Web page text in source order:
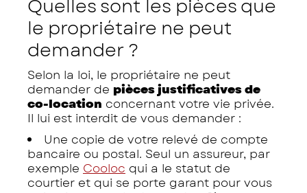
Quelles sont les pièces que
le propriétaire ne peut
demander ?
Selon la loi, le propriétaire ne peut
demander de pièces justificatives de
co-location concernant votre vie privée.
Il lui est interdit de vous demander :
Une copie de votre relevé de compte
bancaire ou postal. Seul un assureur, par
exemple Cooloc qui a le statut de
courtier et qui se porte garant pour vous